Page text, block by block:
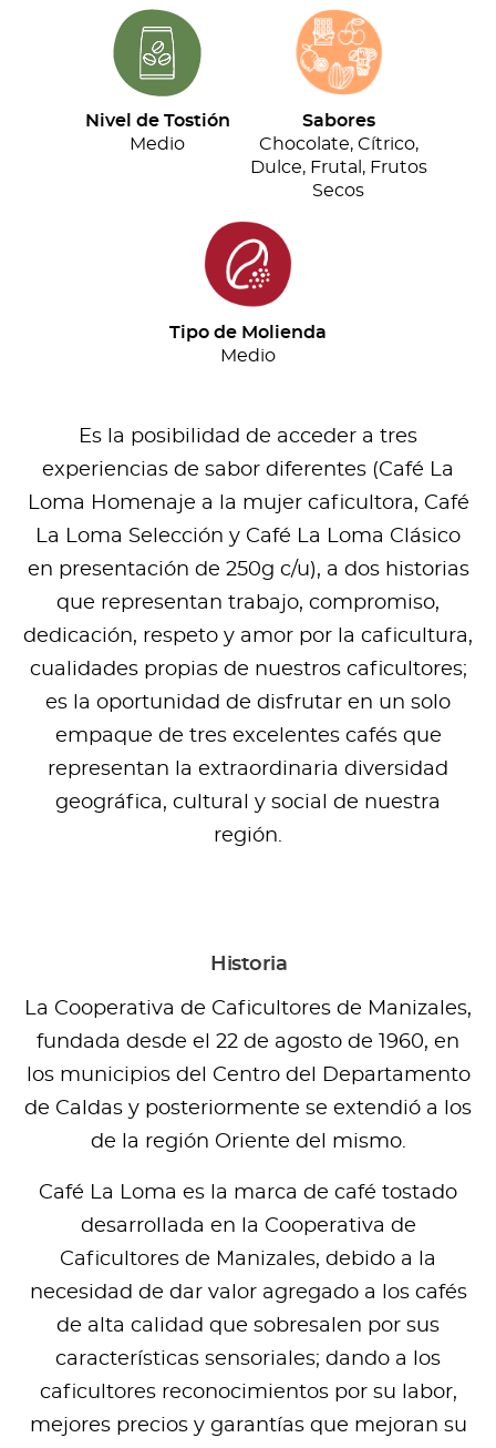
Nivel de Tostión
Medio
Sabores
Chocolate, Cítrico,
Dulce, Frutal, Frutos
Secos
Tipo de Molienda
Medio
Es la posibilidad de acceder a tres
experiencias de sabor diferentes (Café La
Loma Homenaje a la mujer caficultora, Café
La Loma Selección y Café La Loma Clásico
en presentación de 250g c/u), a dos historias
que representan trabajo, compromiso,
dedicación, respeto y amor por la caficultura,
cualidades propias de nuestros caficultores;
es la oportunidad de disfrutar en un solo
empaque de tres excelentes cafés que
representan la extraordinaria diversidad
geográfica, cultural y social de nuestra
región.
Historia
La Cooperativa de Caficultores de Manizales,
fundada desde el 22 de agosto de 1960, en
los municipios del Centro del Departamento
de Caldas y posteriormente se extendió a los
de la región Oriente del mismo.
Café La Loma es la marca de café tostado
desarrollada en la Cooperativa de
Caficultores de Manizales, debido a la
necesidad de dar valor agregado a los cafés
de alta calidad que sobresalen por sus
características sensoriales; dando a los
caficultores reconocimientos por su labor,
mejores precios y garantías que mejoran su